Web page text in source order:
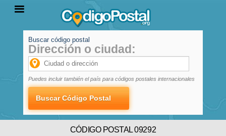
PROVINCIAS
LOCALIDADES
Buscar código postal
Dirección o ciudad:
Puedes incluir también el país para códigos postales internacionales
CÓDIGO POSTAL 09292